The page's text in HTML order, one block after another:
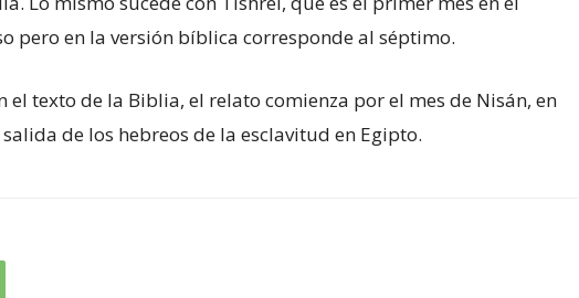
pero en la versión bíblica corresponde al séptimo.
el texto de la Biblia, el relato comienza por el mes de Nisán, en
de los hebreos de la esclavitud en Egipto.